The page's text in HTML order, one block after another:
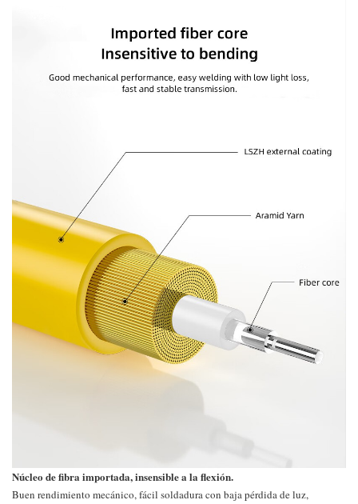
Núcleo de fibra importada, insensible a la flexión.
Buen rendimiento mecánico, fácil soldadura con baja pérdida de luz,